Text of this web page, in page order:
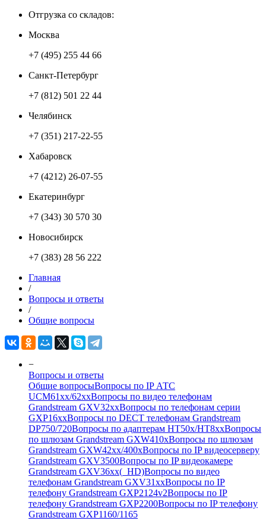
Отгрузка со складов:
Москва
+7 (495) 255 44 66
Санкт-Петербург
+7 (812) 501 22 44
Челябинск
+7 (351) 217-22-55
Хабаровск
+7 (4212) 26-07-55
Екатеринбург
+7 (343) 30 570 30
Новосибирск
+7 (383) 28 56 222
Главная
/
Вопросы и ответы
/
Общие вопросы
−
Вопросы и ответы
Общие вопросыВопросы по IP АТС
UCM61xx/62xxВопросы по видео телефонам
Grandstream GXV32xxВопросы по телефонам серии
GXP16xxВопросы по DECT телефонам Grandstream
DP750/720Вопросы по адаптерам НТ50х/HT8xxВопросы
по шлюзам Grandstream GXW410xВопросы по шлюзам
Grandstream GXW42xx/400xВопросы по IP видеосерверу
Grandstream GXV3500Вопросы по IP видеокамере
Grandstream GXV36xx(_HD)Вопросы по видео
телефонам Grandstream GXV31xxВопросы по IP
телефону Grandstream GXP2124v2Вопросы по IP
телефону Grandstream GXP2200Вопросы по IP телефону
Grandstream GXP1160/1165